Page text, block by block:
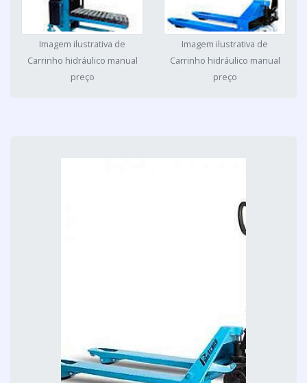
Imagem ilustrativa de
Carrinho hidráulico manual
preço
Imagem ilustrativa de
Carrinho hidráulico manual
preço